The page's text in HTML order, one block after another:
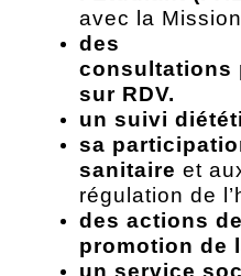
avec la
des
consultations
sur RDV.
un suivi
sa
sanitaire et
régulation de
des actions
promotion de
un service